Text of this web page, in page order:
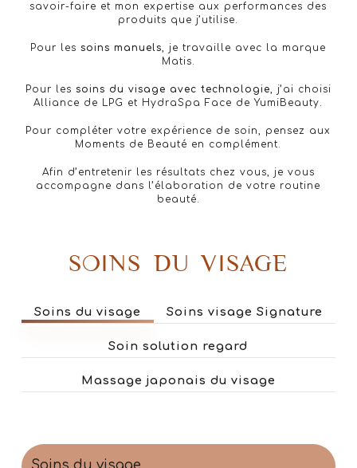
savoir-faire et mon expertise aux performances des
produits que j’utilise.
Pour lessoins manuels, je travaille avec la marque
Matis.
Pour les soins du visage avec technologie, j’ai choisi
Alliance de LPG et HydraSpa Face de YumiBeauty.
Pour compléter votre expérience de soin, pensez aux
Moments de Beauté en complément.
Afin d’entretenir les résultats chez vous, je vous
accompagne dans l’élaboration de votre routine
beauté.
SOINS DU VISAGE
Soins du visage Soins visage Signature
Soin solution regard
Massage japonais du visage